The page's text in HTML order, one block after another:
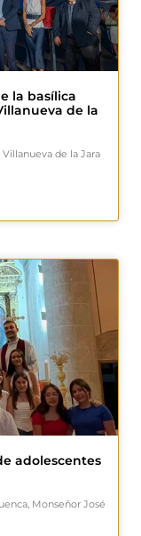
la basílica
de la
de la Jara
adolescentes
Monseñor José